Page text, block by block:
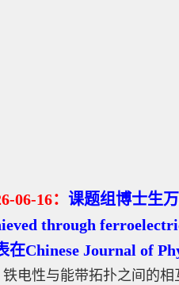
6-06-16： 课题组博士生
through
在Chinese Journal of
铁电性与能带拓扑之间的